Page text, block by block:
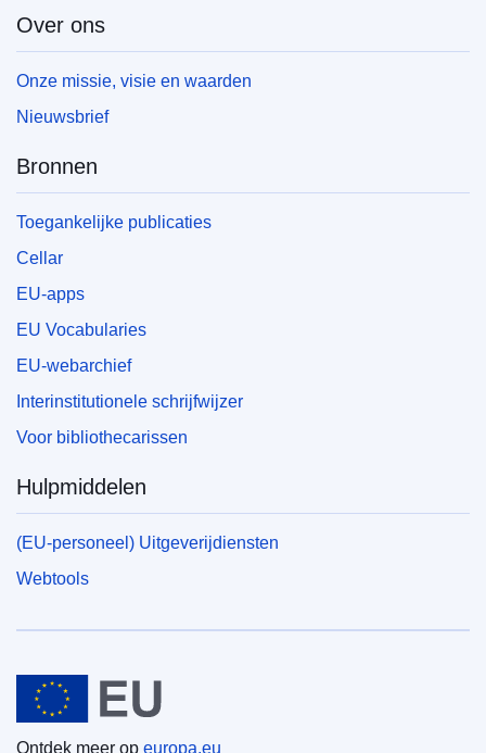
Over ons
Onze missie, visie en waarden
Nieuwsbrief
Bronnen
Toegankelijke publicaties
Cellar
EU-apps
EU Vocabularies
EU-webarchief
Interinstitutionele schrijfwijzer
Voor bibliothecarissen
Hulpmiddelen
(EU-personeel) Uitgeverijdiensten
Webtools
Europese Unie
Ontdek meer op europa.eu